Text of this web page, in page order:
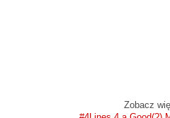
Zobacz